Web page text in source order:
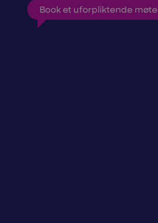
Book et uforpliktende møte